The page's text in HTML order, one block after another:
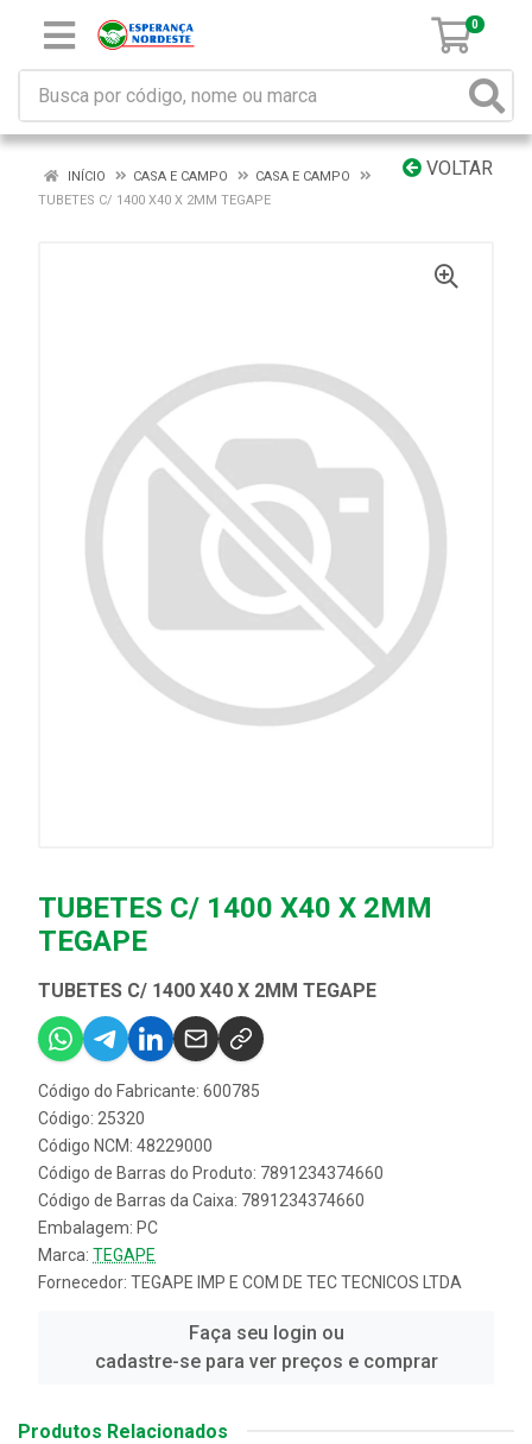
0
VOLTAR
INÍCIO CASA E CAMPO
CASA E CAMPO
TUBETES C/ 1400 X40 X 2MM TEGAPE
TUBETES C/ 1400 X40 X 2MM
TEGAPE
TUBETES C/ 1400 X40 X 2MM TEGAPE
Código do Fabricante: 600785
Código: 25320
Código NCM: 48229000
Código de Barras do Produto: 7891234374660
Código de Barras da Caixa: 7891234374660
Embalagem: PC
Marca: TEGAPE
Fornecedor: TEGAPE IMP E COM DE TEC TECNICOS LTDA
Faça seu login ou
cadastre-se para ver preços e comprar
Produtos Relacionados